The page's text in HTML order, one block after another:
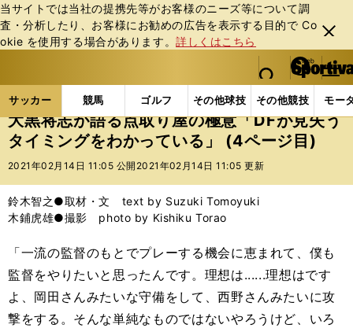
当サイトでは当社の提携先等がお客様のニーズ等について調
査・分析したり、お客様にお勧めの広告を表⽰する⽬的で Co
okie を使⽤する場合があります。詳しくはこちら
閉じ
る
web Sportiva (webスポルティーバ)
検索
マイペ
ー
ジ
メニュ
サッカー 競馬 ゴルフ その他球技 その他競技 モー
ス
ポ
ル
バ
サッカーの記事一覧 Jリーグ他 Jリーグ 大黒将
大黒将志が語る点取り屋の極意「DFが見失う
タイミングをわかっている」 (4ページ目)
2021年02月14日 11:05 公開 2021年02月14日 11:05 更新
鈴木智之●取材・文 text by Suzuki Tomoyuki
木鋪虎雄●撮影 photo by Kishiku Torao
「一流の監督のもとでプレーする機会に恵まれて、僕も
監督をやりたいと思ったんです。理想は......理想はです
よ、岡田さんみたいな守備をして、西野さんみたいに攻
撃をする。そんな単純なものではないやろうけど、いろ